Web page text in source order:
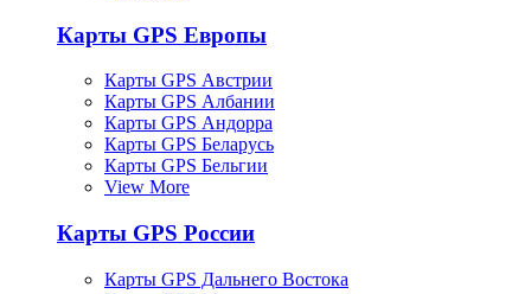
Карты GPS Европы
Карты GPS Австрии
Карты GPS Албании
Карты GPS Андорра
Карты GPS Беларусь
Карты GPS Бельгии
View More
Карты GPS России
Карты GPS Дальнего Востока